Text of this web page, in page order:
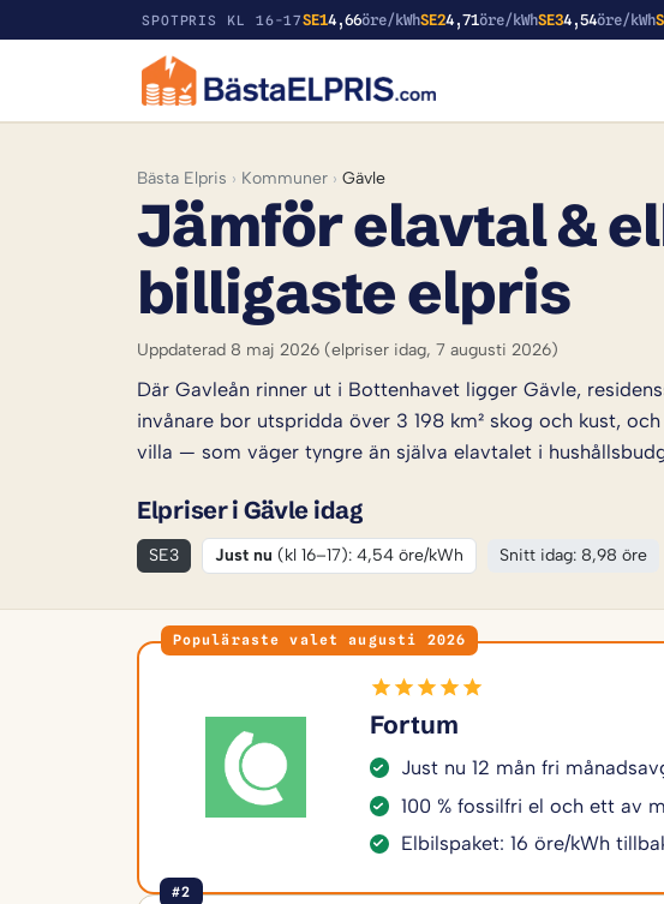
SPOTPRIS KL 16-17SE14,66öre/kWhSE24,71öre/kWhSE34,54öre/kWh
Bästa Elpris › Kommuner › Gävle
Jämför elavtal &
billigaste elpris
Uppdaterad 8 maj 2026 (elpriser idag, 7 augusti 2026)
Där Gavleån rinner ut i Bottenhavet ligger Gävle,
invånare bor utspridda över 3 198 km² skog och kust,
villa — som väger tyngre än själva elavtalet i
Elpriser i Gävle idag
SE3 Just nu (kl 16–17): 4,54 öre/kWh Snitt idag: 8,98 öre
Populäraste valet augusti 2026
Fortum
Just nu 12 mån fri
100 % fossilfri el och ett av
Elbilspaket: 16 öre/kWh
#2